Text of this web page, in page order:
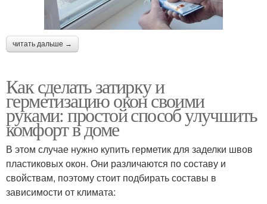
читать дальше →
Как сделать затирку и
герметизацию окон своими
руками: простой способ улучшить
комфорт в доме
В этом случае нужно купить герметик для заделки швов
пластиковых окон. Они различаются по составу и
свойствам, поэтому стоит подбирать составы в
зависимости от климата: